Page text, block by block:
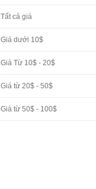
Tất cả giá
Giá dưới 10$
Giá Từ 10$ - 20$
Giá từ 20$ - 50$
Giá từ 50$ - 100$